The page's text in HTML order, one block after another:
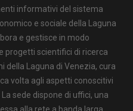
informativi del sistema
e sociale della Laguna
e gestisce in modo
progetti scientifici di ricerca
della Laguna di Venezia, cura
volta agli aspetti conoscitivi
sede dispone di uffici, una